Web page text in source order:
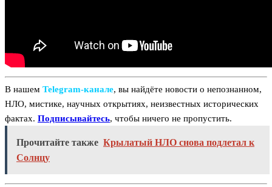
В нашем Telegram‑канале, вы найдёте новости о непознанном,
НЛО, мистике, научных открытиях, неизвестных исторических
фактах. Подписывайтесь, чтобы ничего не пропустить.
Прочитайте также Крылатый НЛО снова подлетал к
Солнцу